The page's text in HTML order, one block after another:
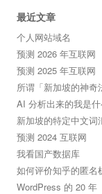
最近文章
个人网站域名
预测 2026 年互联网
预测 2025 年互联网
所谓「新加坡的神
AI 分析出来的我是
新加坡的特定中文词
预测 2024 互联网
我看国产数据库
如何评价知乎的匿名
WordPress 的 20 年